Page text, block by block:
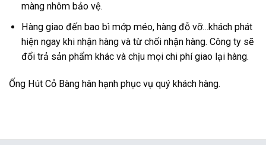
màng nhôm bảo vệ.
Hàng giao đến bao bì mớp méo, hàng đỗ vỡ…khách phát
hiện ngay khi nhận hàng và từ chối nhận hàng. Công ty sẽ
đổi trả sản phẩm khác và chịu mọi chi phí giao lại hàng.
Ống Hút Cỏ Bàng hân hạnh phục vụ quý khách hàng.